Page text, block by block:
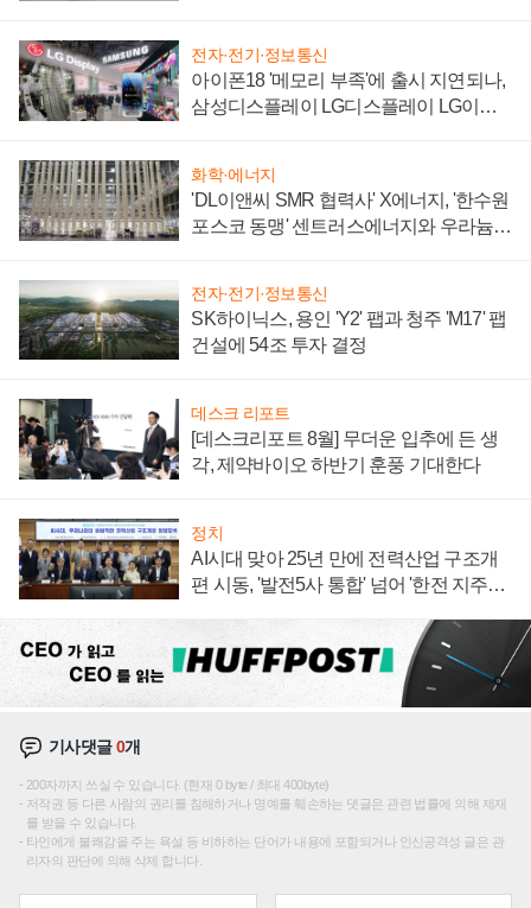
전자·전기·정보통신
아이폰18 '메모리 부족'에 출시 지연되나,
삼성디스플레이 LG디스플레이 LG이노
화학·에너지
'DL이앤씨 SMR 협력사' X에너지, '한수원
포스코 동맹' 센트러스에너지와 우라늄
전자·전기·정보통신
SK하이닉스, 용인 'Y2' 팹과 청주 'M17' 팹
건설에 54조 투자 결정
데스크 리포트
[데스크리포트 8월] 무더운 입추에 든 생
각, 제약바이오 하반기 훈풍 기대한다
정치
AI시대 맞아 25년 만에 전력산업 구조개
편 시동, '발전5사 통합' 넘어 '한전 지주사'
기사댓글0개
200자까지 쓰실 수 있습니다. (현재 0 byte / 최대 400byte)
저작권 등 다른 사람의 권리를 침해하거나 명예를 훼손하는 댓글은 관련 법률에 의해 제재
를 받을 수 있습니다.
타인에게 불쾌감을 주는 욕설 등 비하하는 단어가 내용에 포함되거나 인신공격성 글은 관
리자의 판단에 의해 삭제 합니다.